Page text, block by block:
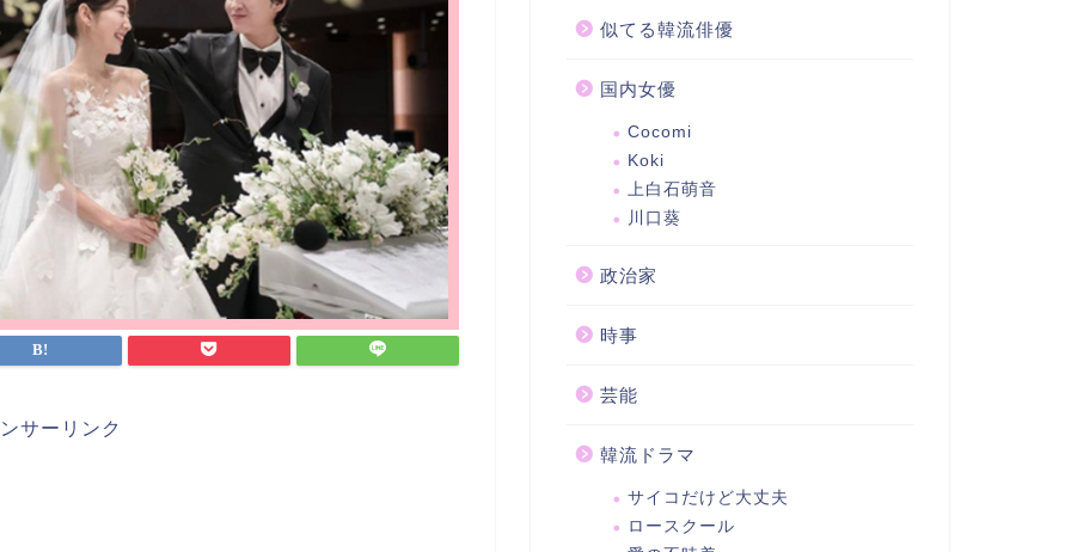
サーリンク
似てる韓流俳優
国内女優
Cocomi
Koki
上白石萌音
川口葵
政治家
時事
芸能
韓流ドラマ
サイコだけど大丈夫
ロースクール